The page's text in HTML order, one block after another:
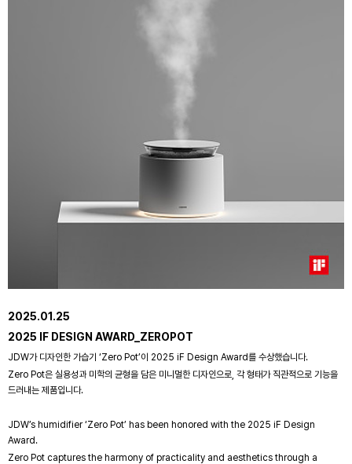
2025.01.25
2025 IF DESIGN AWARD_ZEROPOT
JDW가 디자인한 가습기 ‘Zero Pot’이 2025 iF Design Award를 수상했습니다.
Zero Pot은 실용성과 미학의 균형을 담은 미니멀한 디자인으로, 각 형태가 직관적으로 기능을
드러내는 제품입니다.
JDW’s humidifier ‘Zero Pot’ has been honored with the 2025 iF Design
Award.
Zero Pot captures the harmony of practicality and aesthetics through a